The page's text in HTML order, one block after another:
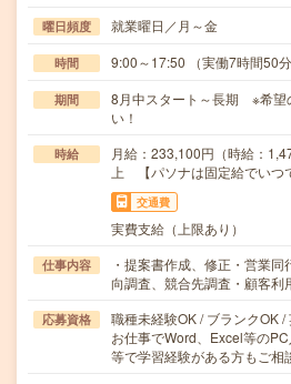
曜日頻度 就業曜日／月～金
時間 9:00～17:50 （実働7時間50
期間
8月中スタート～長期 ※希望
い！
時給
月給：233,100円（時給：
上 【パソナは固定給でいつ
交通費
実費支給（上限あり）
仕事内容
・提案書作成、修正・営業
向調査、競合先調査・顧客
応募資格
職種未経験OK / ブランクOK /
お仕事でWord、Excel等の
等で学習経験がある方もご